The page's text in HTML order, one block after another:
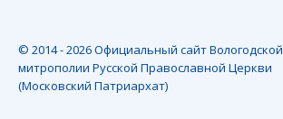
© 2014 - 2026 Официальный сайт Вологодской
митрополии Русской Православной Церкви
(Московский Патриархат)